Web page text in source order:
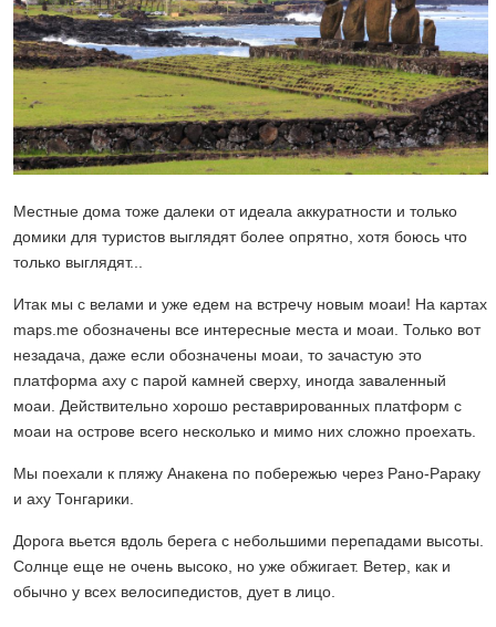
Местные дома тоже далеки от идеала аккуратности и только
домики для туристов выглядят более опрятно, хотя боюсь что
только выглядят...
Итак мы с велами и уже едем на встречу новым моаи! На картах
maps.me обозначены все интересные места и моаи. Только вот
незадача, даже если обозначены моаи, то зачастую это
платформа аху с парой камней сверху, иногда заваленный
моаи. Действительно хорошо реставрированных платформ с
моаи на острове всего несколько и мимо них сложно проехать.
Мы поехали к пляжу Анакена по побережью через Рано-Рараку
и аху Тонгарики.
Дорога вьется вдоль берега с небольшими перепадами высоты.
Солнце еще не очень высоко, но уже обжигает. Ветер, как и
обычно у всех велосипедистов, дует в лицо.